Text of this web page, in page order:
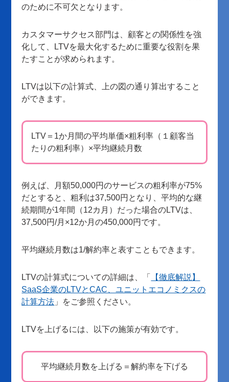
のために不可欠となります。
カスタマーサクセス部門は、顧客との関係性を強
化して、LTVを最大化するために重要な役割を果
たすことが求められます。
LTVは以下の計算式、上の図の通り算出すること
ができます。
LTV＝1か月間の平均単価×粗利率（１顧客当
たりの粗利率）×平均継続月数
例えば、月額50,000円のサービスの粗利率が75%
だとすると、粗利は37,500円となり、平均的な継
続期間が1年間（12カ月）だった場合のLTVは、
37,500円/月×12か月の450,000円です。
平均継続月数は1/解約率と表すこともできます。
LTVの計算式についての詳細は、「
【徹底解説】
SaaS企業のLTVとCAC、ユニットエコノミクスの
計算方法 」をご参照ください。
LTVを上げるには、以下の施策が有効です。
平均継続月数を上げる＝解約率を下げる